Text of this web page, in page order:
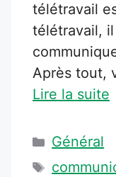
télétravail
télétravail,
Après tout,
Lire la suite
Catégories
Général
Étiquettes